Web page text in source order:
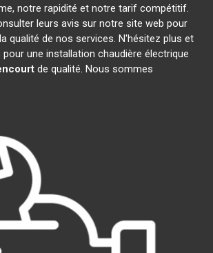
notre rapidité et notre tarif compétitif.
leurs avis sur notre site web pour
qualité de nos services. N'hésitez plus et
une installation chaudière électrique
de qualité. Nous sommes